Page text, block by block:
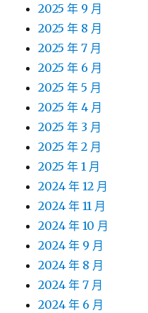
2025 年 9 月
2025 年 8 月
2025 年 7 月
2025 年 6 月
2025 年 5 月
2025 年 4 月
2025 年 3 月
2025 年 2 月
2025 年 1 月
2024 年 12 月
2024 年 11 月
2024 年 10 月
2024 年 9 月
2024 年 8 月
2024 年 7 月
2024 年 6 月